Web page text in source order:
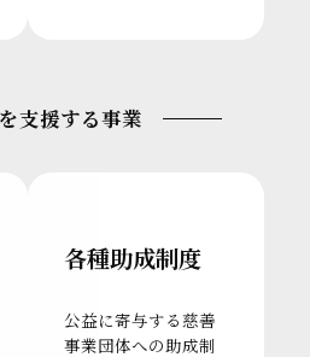
支援する事業
各種助成制度
公益に寄与する慈善
事業団体への助成制